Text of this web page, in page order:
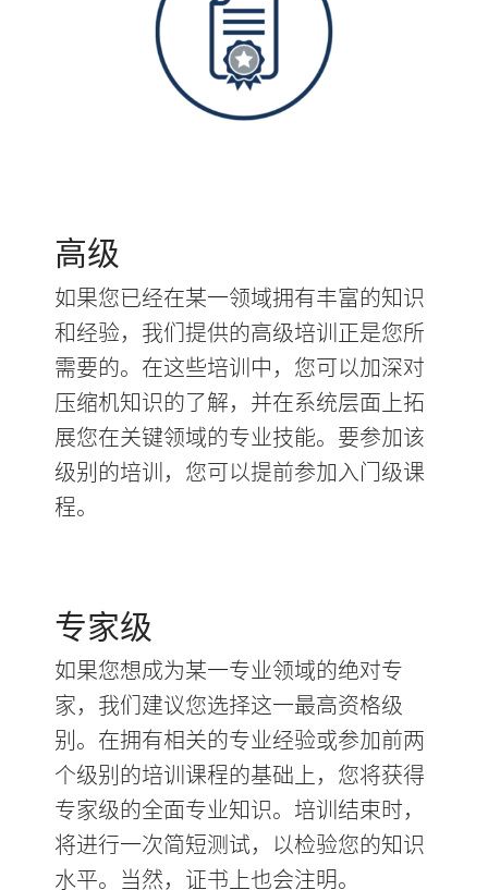
高级
如果您已经在某一领域拥有丰富的知识
和经验，我们提供的高级培训正是您所
需要的。在这些培训中，您可以加深对
压缩机知识的了解，并在系统层面上拓
展您在关键领域的专业技能。要参加该
级别的培训，您可以提前参加入门级课
程。
专家级
如果您想成为某一专业领域的绝对专
家，我们建议您选择这一最高资格级
别。在拥有相关的专业经验或参加前两
个级别的培训课程的基础上，您将获得
专家级的全面专业知识。培训结束时，
将进行一次简短测试，以检验您的知识
水平。当然，证书上也会注明。